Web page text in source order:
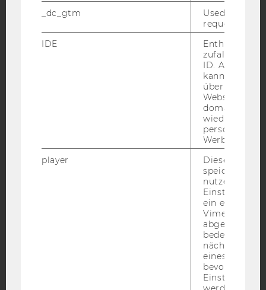
Blog
Bluesky
BARRIEREFREIHEITSERKLÄRUNG WEBSEITE
DATENSCHUTZERKLÄRUNG SOCIAL MEDIA
STUDIENBEWERBER*INNEN UND STUDIERENDE
Barrierefreiheitserklärung
_dc_gtm
Used to
request rate.
IDE
Enthält eine
ID. Anhand
kann Google
über
Websites
Werbung
player
Dieses Cookie
speichert
ein
Vimeo-Video
abgespielt
bedeutet,
nächsten
eines Vimeo-
bevorzugten